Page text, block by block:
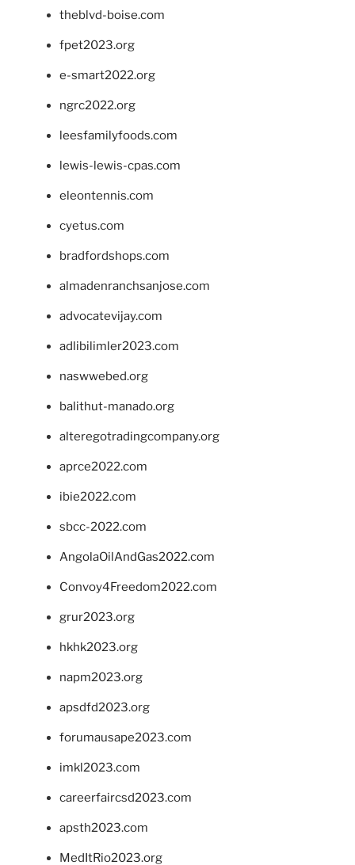
theblvd-boise.com
fpet2023.org
e-smart2022.org
ngrc2022.org
leesfamilyfoods.com
lewis-lewis-cpas.com
eleontennis.com
cyetus.com
bradfordshops.com
almadenranchsanjose.com
advocatevijay.com
adlibilimler2023.com
naswwebed.org
balithut-manado.org
alteregotradingcompany.org
aprce2022.com
ibie2022.com
sbcc-2022.com
AngolaOilAndGas2022.com
Convoy4Freedom2022.com
grur2023.org
hkhk2023.org
napm2023.org
apsdfd2023.org
forumausape2023.com
imkl2023.com
careerfaircsd2023.com
apsth2023.com
MedItRio2023.org